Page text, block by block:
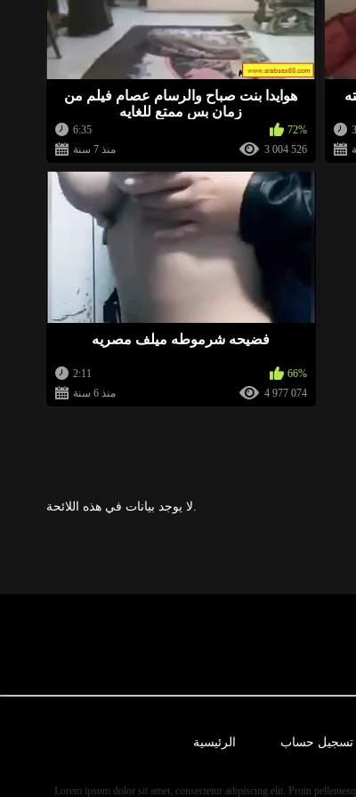
هوايدا بنت صباح والرسام عصام فيلم من
زمان بس ممتع للغايه
6:35
72%
منذ 7 سنة
3 004 526
فضيحه شرموطه ميلف مصريه
2:11
66%
منذ 6 سنة
4 977 074
لا يوجد بيانات في هذه اللائحة.
الرئيسية تسجيل حساب
Lorem ipsum dolor sit amet, consectetur adipiscing elit. Proin